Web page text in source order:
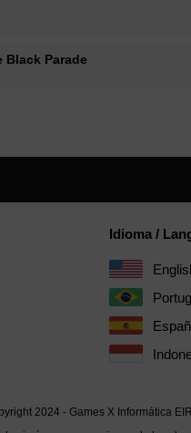
Black Parade
Idioma /
2024 - Games X Informática